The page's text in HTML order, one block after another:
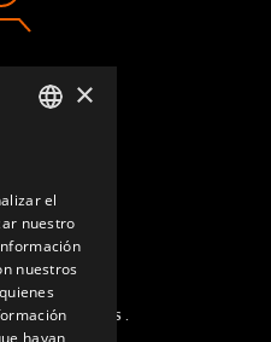
FRECUENTES.
×
el
nuestro
nuestros
hayan